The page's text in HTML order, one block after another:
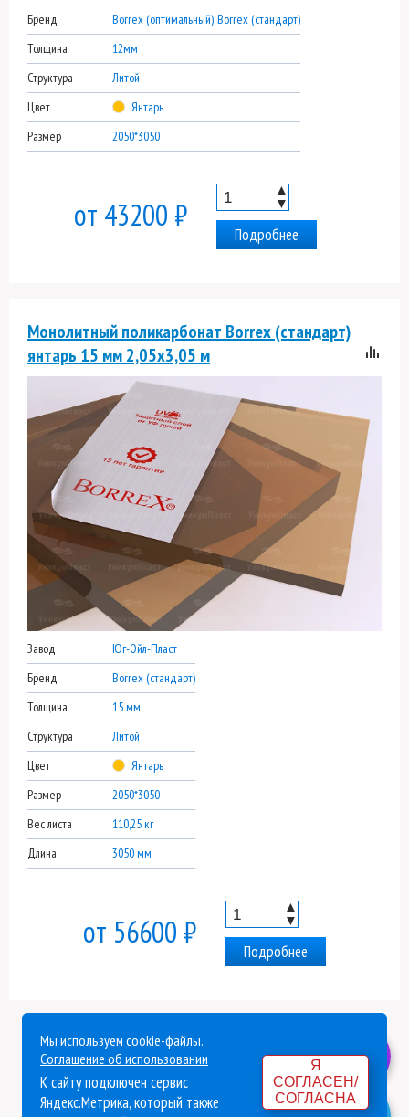
Мы используем cookie-файлы.
Соглашение об использовании
К сайту подключен сервис
Яндекс.Метрика, который также
Я
СОГЛАСЕН/
СОГЛАСНА
Бренд
Borrex (оптимальный), Borrex (стандарт)
Толщина
12мм
Структура
Литой
Цвет
Янтарь
Размер
2050*3050
от 43200 ₽
▲
▼
Подробнее
Монолитный поликарбонат Borrex (стандарт)
янтарь 15 мм 2,05х3,05 м
Завод
Юг-Ойл-Пласт
Бренд
Borrex (стандарт)
Толщина
15 мм
Структура
Литой
Цвет
Янтарь
Размер
2050*3050
Вес листа
110,25 кг
Длина
3050 мм
от 56600 ₽
▲
▼
Подробнее
Политика конфиденциальности
Согласие на обработку персональных данных